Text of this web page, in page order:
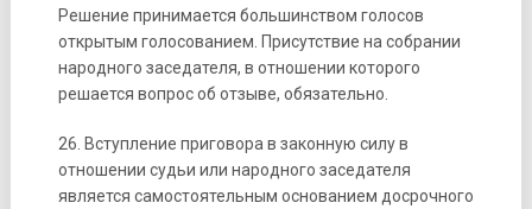
Решение принимается большинством голосов
открытым голосованием. Присутствие на собрании
народного заседателя, в отношении которого
решается вопрос об отзыве, обязательно.
26. Вступление приговора в законную силу в
отношении судьи или народного заседателя
является самостоятельным основанием досрочного